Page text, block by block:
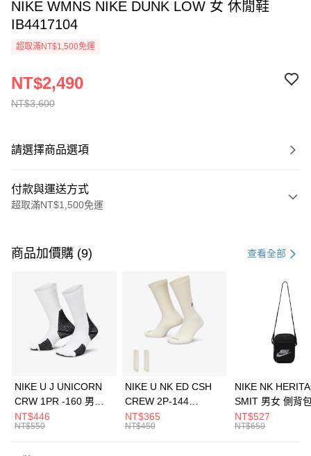
NIKE WMNS NIKE DUNK LOW 女 休閒鞋
IB4417104
超取滿NT$1,500免運
NT$3,600
NT$2,490
請選擇商品選項
付款與運送方式
超取滿NT$1,500免運
信用卡一次付款
3 期 0 利率 每期 21家銀行
合作金庫商業銀行
第一商業銀行
華南商業銀行
彰化商業銀行
上海商業儲蓄銀行
元大商業銀行
Apple Pay
全盈+PAY
AFTEE先享後付
商品加價購 (9) 查看全部
NIKE U J UNICORN
CRW 1PR -160 男女
中統襪 FZ3393100
NT$446
NT$550
NIKE U NK ED CSH
CREW 2P-144
EMBRDY 男女 短統襪
FZ3073133
NT$365
NT$450
NIKE NK
SMIT 男女 側背
BA5871010
NT$527
NT$650